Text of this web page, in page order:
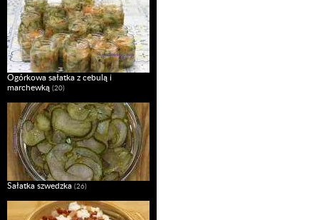
Ogórkowa sałatka z cebulą i
marchewką (20)
Sałatka szwedzka (26)